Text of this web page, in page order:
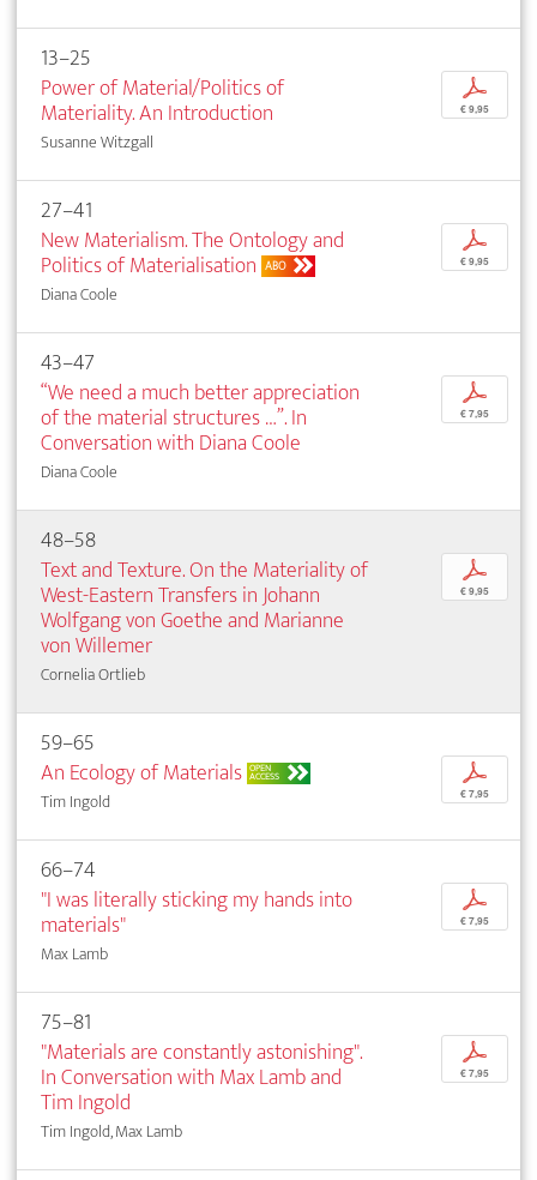
13–25
Power of Material/Politics of
Materiality. An Introduction
Susanne Witzgall
p
€ 9,95
27–41
New Materialism. The Ontology and
Politics of Materialisation ABO
Diana Coole
p
€ 9,95
43–47
“We need a much better appreciation
of the material structures …”. In
Conversation with Diana Coole
Diana Coole
p
€ 7,95
48–58
Text and Texture. On the Materiality of
West-Eastern Transfers in Johann
Wolfgang von Goethe and Marianne
von Willemer
Cornelia Ortlieb
p
€ 9,95
59–65
An Ecology of Materials OPEN
ACCESS
Tim Ingold
p
€ 7,95
66–74
"I was literally sticking my hands into
materials"
Max Lamb
p
€ 7,95
75–81
"Materials are constantly astonishing".
In Conversation with Max Lamb and
Tim Ingold
Tim Ingold, Max Lamb
p
€ 7,95